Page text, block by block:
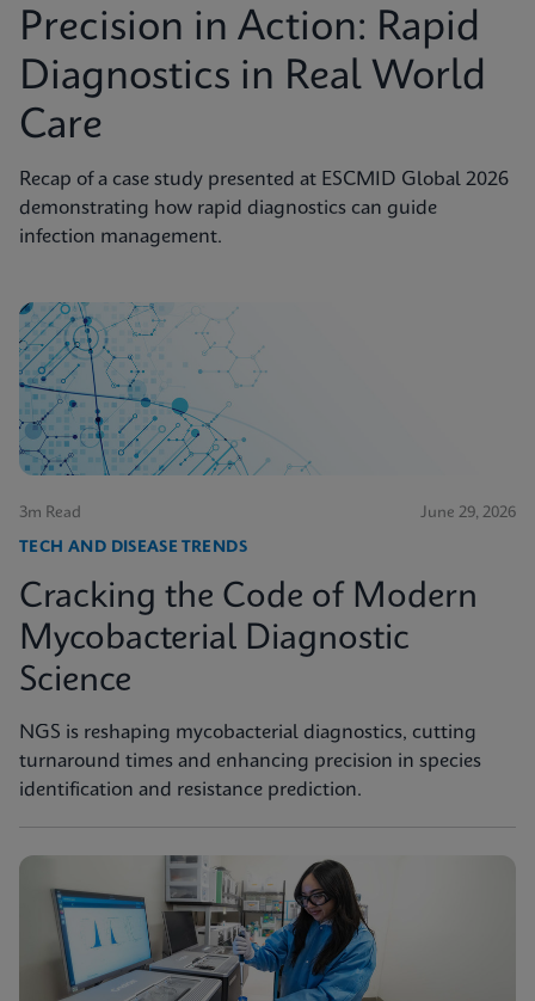
Precision in Action: Rapid
Diagnostics in Real World
Care
Recap of a case study presented at ESCMID Global 2026
demonstrating how rapid diagnostics can guide
infection management.
3m Read June 29, 2026
TECH AND DISEASE TRENDS
Cracking the Code of Modern
Mycobacterial Diagnostic
Science
NGS is reshaping mycobacterial diagnostics, cutting
turnaround times and enhancing precision in species
identification and resistance prediction.